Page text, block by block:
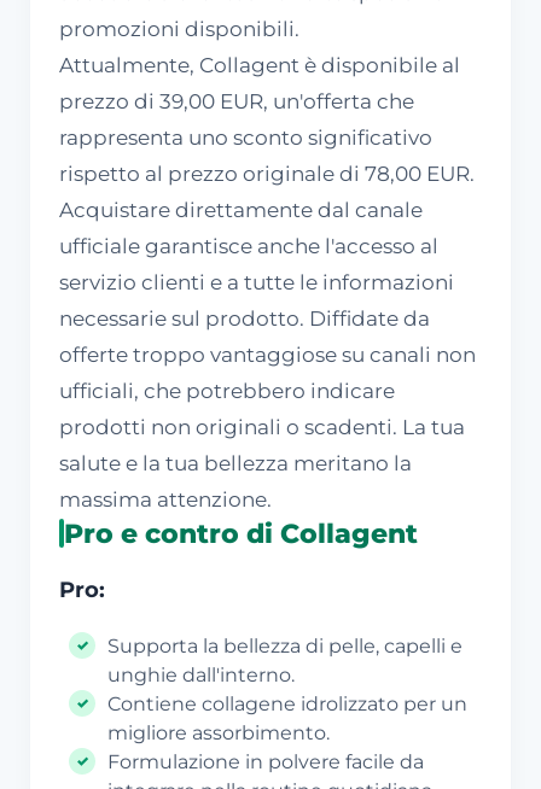
promozioni disponibili.
Attualmente, Collagent è disponibile al
prezzo di 39,00 EUR, un'offerta che
rappresenta uno sconto significativo
rispetto al prezzo originale di 78,00 EUR.
Acquistare direttamente dal canale
ufficiale garantisce anche l'accesso al
servizio clienti e a tutte le informazioni
necessarie sul prodotto. Diffidate da
offerte troppo vantaggiose su canali non
ufficiali, che potrebbero indicare
prodotti non originali o scadenti. La tua
salute e la tua bellezza meritano la
massima attenzione.
Pro e contro di Collagent
Pro:
Supporta la bellezza di pelle, capelli e
unghie dall'interno.
Contiene collagene idrolizzato per un
migliore assorbimento.
Formulazione in polvere facile da